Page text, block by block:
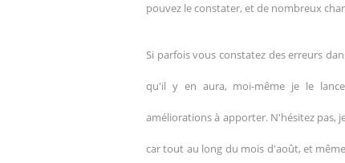
pouvez le constater, et de nombreux
Si parfois vous constatez des erreurs
qu'il y en aura, moi-même je le
améliorations à apporter. N'hésitez pas,
car tout au long du mois d'août, et